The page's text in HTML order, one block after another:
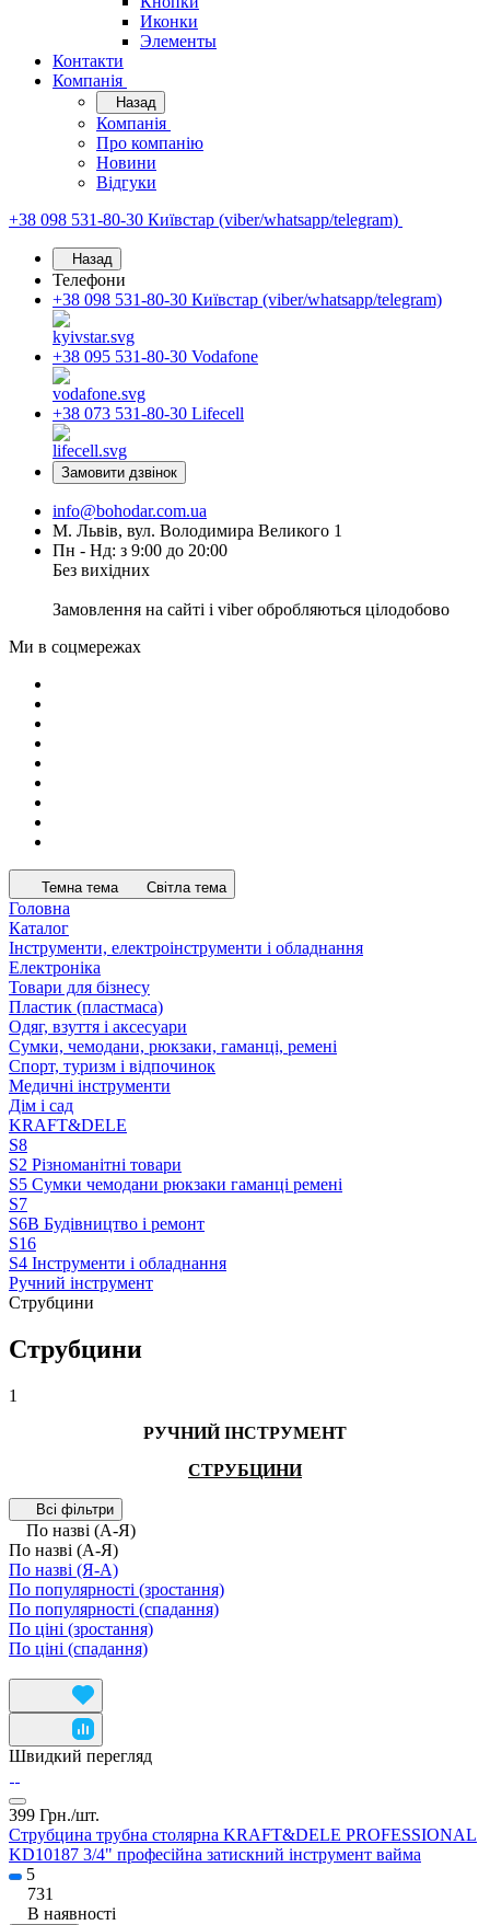
Иконки
Элементы
Контакти
Компанія
Назад
Компанія
Про компанію
Новини
Відгуки
+38 098 531-80-30 Київстар (viber/whatsapp/telegram)
Назад
Телефони
+38 098 531-80-30 Київстар (viber/whatsapp/telegram)
+38 095 531-80-30 Vodafone
+38 073 531-80-30 Lifecell
Замовити дзвінок
info@bohodar.com.ua
М. Львів, вул. Володимира Великого 1
Пн - Нд: з 9:00 до 20:00
Без вихідних
Замовлення на сайті і viber обробляються цілодобово
Ми в соцмережах
Темна тема Світла тема
Головна
Каталог
Інструменти, електроінструменти і обладнання
Електроніка
Товари для бізнесу
Пластик (пластмаса)
Одяг, взуття і аксесуари
Сумки, чемодани, рюкзаки, гаманці, ремені
Спорт, туризм і відпочинок
Медичні інструменти
Дім і сад
KRAFT&DELE
S8
S2 Різноманітні товари
S5 Сумки чемодани рюкзаки гаманці ремені
S7
S6B Будівництво і ремонт
S16
S4 Інструменти і обладнання
Ручний інструмент
Струбцини
Струбцини
1
РУЧНИЙ ІНСТРУМЕНТ
СТРУБЦИНИ
Всі фільтри
По назві (А-Я)
По назві (А-Я)
По назві (Я-А)
По популярності (зростання)
По популярності (спадання)
По ціні (зростання)
По ціні (спадання)
Швидкий перегляд
399 Грн./шт.
Струбцина трубна столярна KRAFT&DELE PROFESSIONAL
KD10187 3/4" професійна затискний інструмент вайма
5
731
В наявності